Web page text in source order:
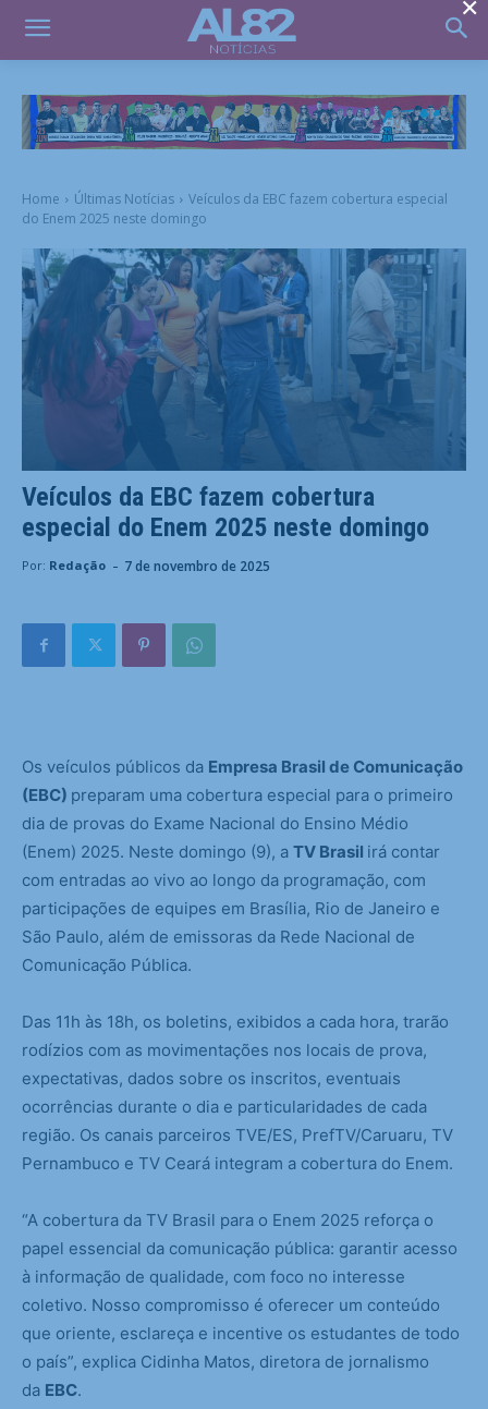
Home Últimas Notícias
Veículos da EBC fazem cobertura especial
do Enem 2025 neste domingo
Veículos da EBC fazem cobertura
especial do Enem 2025 neste domingo
Por: Redação - 7 de novembro de 2025
Os veículos públicos da Empresa Brasil de Comunicação
(EBC) preparam uma cobertura especial para o primeiro
dia de provas do Exame Nacional do Ensino Médio
(Enem) 2025. Neste domingo (9), a TV Brasil irá contar
com entradas ao vivo ao longo da programação, com
participações de equipes em Brasília, Rio de Janeiro e
São Paulo, além de emissoras da Rede Nacional de
Comunicação Pública.
Das 11h às 18h, os boletins, exibidos a cada hora, trarão
rodízios com as movimentações nos locais de prova,
expectativas, dados sobre os inscritos, eventuais
ocorrências durante o dia e particularidades de cada
região. Os canais parceiros TVE/ES, PrefTV/Caruaru, TV
Pernambuco e TV Ceará integram a cobertura do Enem.
“A cobertura da TV Brasil para o Enem 2025 reforça o
papel essencial da comunicação pública: garantir acesso
à informação de qualidade, com foco no interesse
coletivo. Nosso compromisso é oferecer um conteúdo
que oriente, esclareça e incentive os estudantes de todo
o país”, explica Cidinha Matos, diretora de jornalismo
da EBC.